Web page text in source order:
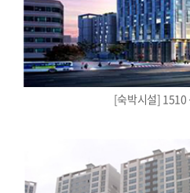
[숙박시설] 1510